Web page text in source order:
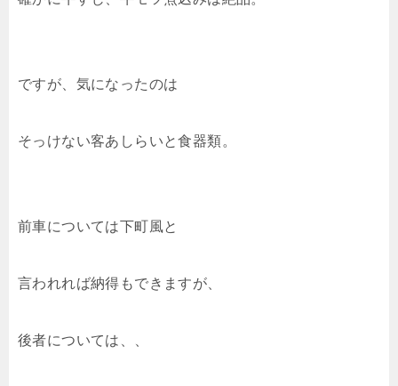
ですが、気になったのは
そっけない客あしらいと食器類。
前車については下町風と
言われれば納得もできますが、
後者については、、